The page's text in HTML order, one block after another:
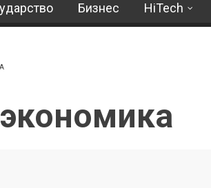
Бизнес HiTech